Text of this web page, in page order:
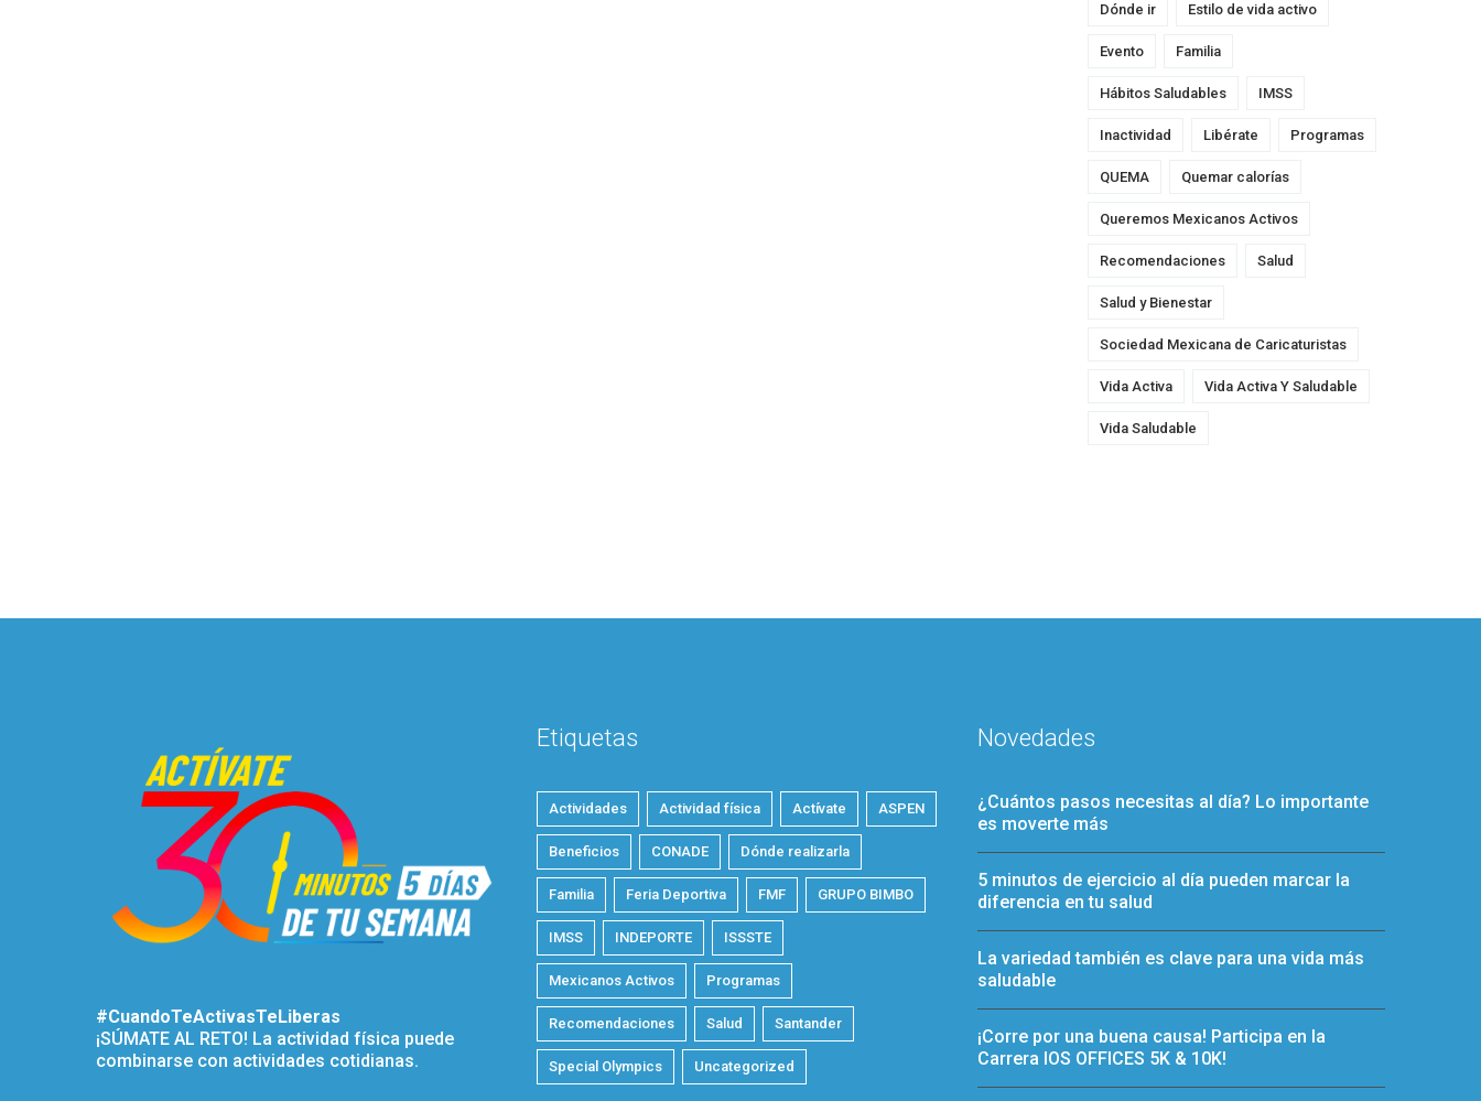
Dónde ir Estilo de vida activo
Evento Familia
Hábitos Saludables IMSS
Inactividad Libérate Programas
QUEMA Quemar calorías
Queremos Mexicanos Activos
Recomendaciones Salud
Salud y Bienestar
Sociedad Mexicana de Caricaturistas
Vida Activa Vida Activa Y Saludable
Vida Saludable
#CuandoTeActivasTeLiberas
¡SÚMATE AL RETO! La actividad física puede
combinarse con actividades cotidianas.
Etiquetas
Actividades Actividad física Actívate ASPEN
Beneficios CONADE Dónde realizarla
Familia Feria Deportiva FMF GRUPO BIMBO
IMSS INDEPORTE ISSSTE
Mexicanos Activos Programas
Recomendaciones Salud Santander
Special Olympics Uncategorized
Novedades
¿Cuántos pasos necesitas al día? Lo importante
es moverte más
5 minutos de ejercicio al día pueden marcar la
diferencia en tu salud
La variedad también es clave para una vida más
saludable
¡Corre por una buena causa! Participa en la
Carrera IOS OFFICES 5K & 10K!